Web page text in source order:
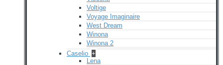
Voltige
Voyage Imaginaire
West Dream
Winona
Winona 2
Caselio +
Lena